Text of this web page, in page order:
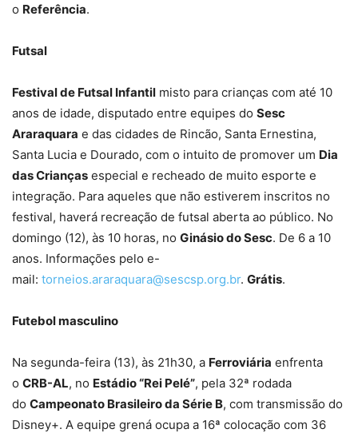
o Referência.
Futsal
Festival de Futsal Infantil misto para crianças com até 10
anos de idade, disputado entre equipes do Sesc
Araraquara e das cidades de Rincão, Santa Ernestina,
Santa Lucia e Dourado, com o intuito de promover um Dia
das Crianças especial e recheado de muito esporte e
integração. Para aqueles que não estiverem inscritos no
festival, haverá recreação de futsal aberta ao público. No
domingo (12), às 10 horas, no Ginásio do Sesc. De 6 a 10
anos. Informações pelo e-
mail: torneios.araraquara@sescsp.org.br. Grátis.
Futebol masculino
Na segunda-feira (13), às 21h30, a Ferroviária enfrenta
o CRB-AL, no Estádio “Rei Pelé”, pela 32ª rodada
do Campeonato Brasileiro da Série B, com transmissão do
Disney+. A equipe grená ocupa a 16ª colocação com 36